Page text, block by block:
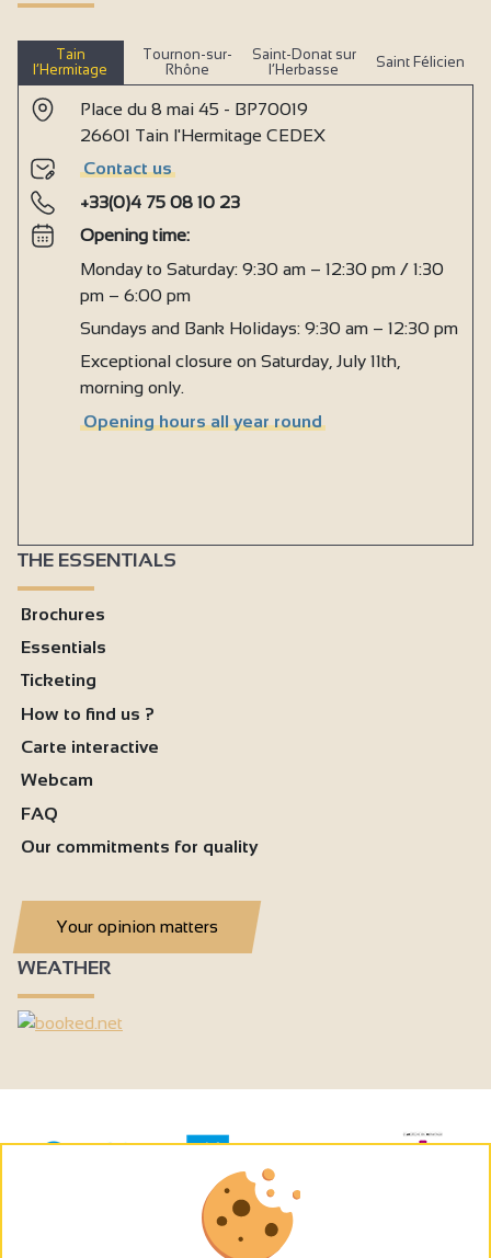
Tain
l’Hermitage
Tournon-sur-
Rhône
Saint-Donat sur
l’Herbasse
Saint Félicien
Place du 8 mai 45 - BP70019
26601 Tain l'Hermitage CEDEX
Contact us
+33(0)4 75 08 10 23
Opening time:
Monday to Saturday: 9:30 am – 12:30 pm / 1:30
pm – 6:00 pm
Sundays and Bank Holidays: 9:30 am – 12:30 pm
Exceptional closure on Saturday, July 11th,
morning only.
Opening hours all year round
THE ESSENTIALS
Brochures
Essentials
Ticketing
How to find us ?
Carte interactive
Webcam
FAQ
Our commitments for quality
Your opinion matters
WEATHER